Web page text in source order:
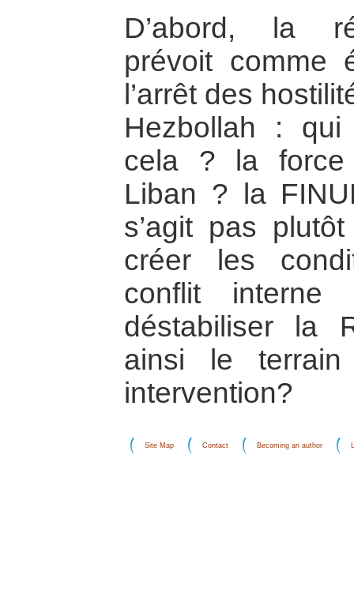
D’abord, la
prévoit comme
l’arrêt des
Hezbollah :
cela ? la force
Liban ? la
s’agit pas
créer les
conflit
déstabiliser la
ainsi le
intervention?
Site Map Contact Becoming an author